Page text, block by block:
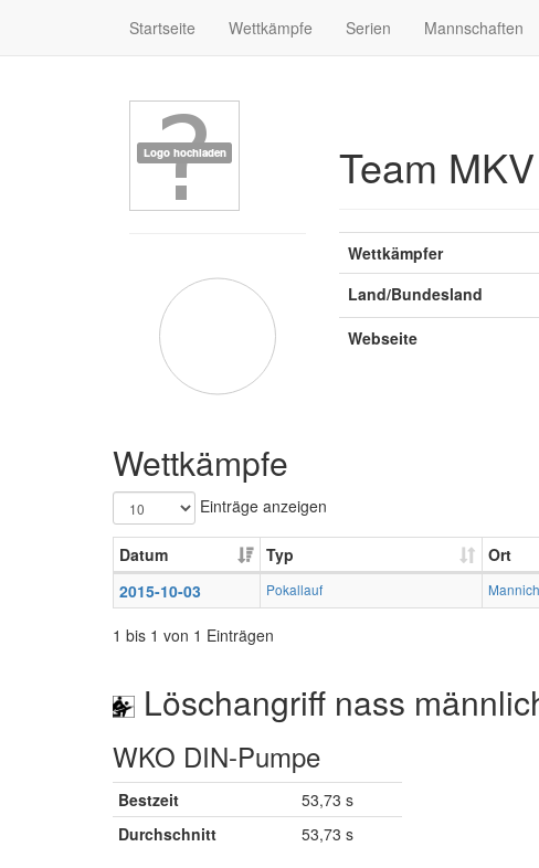
Startseite Wettkämpfe Serien Mannschaften
Team MKV
Wettkämpfer
Land/Bundesland
Webseite
Wettkämpfe
Einträge anzeigen
Datum Typ Ort
2015-10-03
Pokallauf
1 bis 1 von 1 Einträgen
Löschangriff nass
WKO DIN-Pumpe
Bestzeit
53,73 s
Durchschnitt
53,73 s